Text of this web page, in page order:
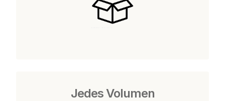
Jedes Volumen